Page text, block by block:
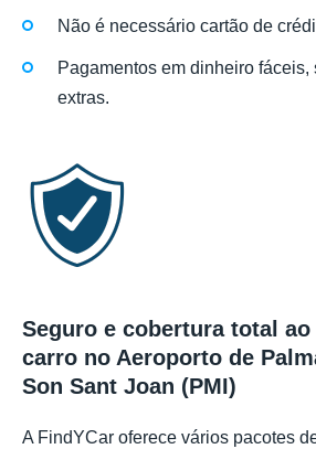
Não é necessário cartão de
Pagamentos em dinheiro fáceis,
extras.
Seguro e cobertura total
carro no Aeroporto de
Son Sant Joan (PMI)
A FindYCar oferece vários pacotes